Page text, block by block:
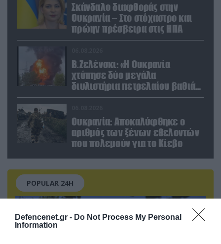
Defencenet.gr - Do Not Process My Personal
Information
Σκάνδαλο διαφθοράς στην
Ουκρανία – Στο στόχαστρο και
πρώην πρέσβειρα στις ΗΠΑ
Β.Ζελένσκι: «Η Ουκρανία
χτύπησε δύο μεγάλα
διυλιστήρια πετρελαίου βαθιά
στη Ρωσία» (βίντεο)
Ουκρανία: Αποκαλύφθηκε ο
αριθμός των ξένων εθελοντών
που πολεμούν για το Κίεβο
POPULAR 24H